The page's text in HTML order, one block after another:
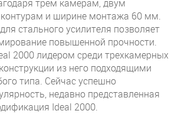
трем камерам, двум
и ширине монтажа 60 мм.
стального усилителя позволяет
повышенной прочности.
2000 лидером среди трехкамерных
из него подходящими
типа. Сейчас успешно
недавно представленная
Ideal 2000.